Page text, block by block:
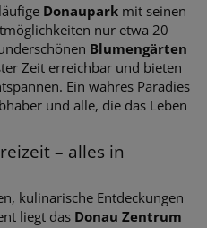
Donaupark mit seinen
nur etwa 20
Blumengärten
Zeit erreichbar und bieten
Ein wahres Paradies
und alle, die das Leben
– alles in
kulinarische Entdeckungen
liegt das Donau Zentrum